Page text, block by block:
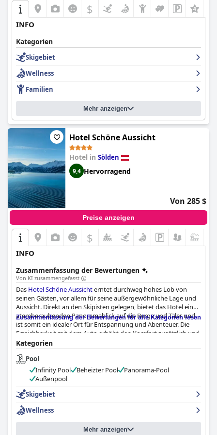
$
INFO
Kategorien
Skigebiet
Wellness
Familien
Mehr anzeigen
Hotel Schöne Aussicht
Hotel in Sölden
9,4 Hervorragend
Von 285 $
Preise anzeigen
$
INFO
Zusammenfassung der Bewertungen
Von KI zusammengefasst
Das Hotel Schöne Aussichterntet durchweg hohes Lob von
seinen Gästen, vor allem für seine außergewöhnliche Lage und
Aussicht. Direkt an den Skipisten gelegen, bietet das Hotel einen
atemberaubenden Panoramablick auf die Berge und Täler und
ist somit ein idealer Ort für Entspannung und Abenteuer. Die
Erreichbarkeit mit dem Auto erhöht den Komfort zusätzlich und
macht es zu einem Favoriten unter Skibegeisterten.
Auch die kulinarischen Erlebnisse im Hotel sind herausragend.
Sowohl das Frühstück als auch das Abendessen werden gelobt,
wobei die Gäste das hervorragende Frühstücksbuffet
hervorheben, das gut zu den atemberaubenden
Naturansichten passt. Das Abendessen wird häufig als
Gerichte. Obwohl einige kleinere Probleme angesprochen
werden, wie z. B. eine begrenzte Auswahl für Personen mit
diätetischen Einschränkungen und der Wunsch nach mehr
Zusammenfassung der Bewertungen für alle Kategorien lesen
Kategorien
Pool
Infinity Pool
Beheizter Pool
Panorama-Pool
Außenpool
Skigebiet
Wellness
Mehr anzeigen